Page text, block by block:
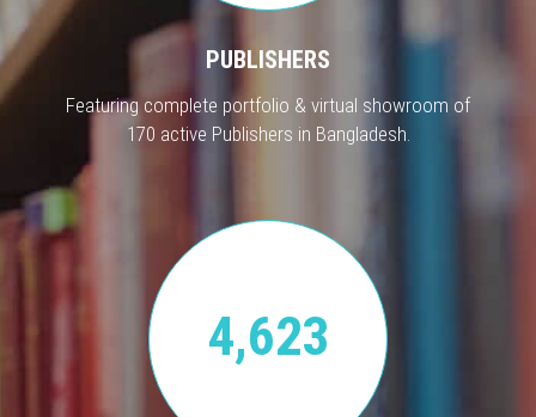
PUBLISHERS
Featuring complete portfolio & virtual showroom of
170 active Publishers in Bangladesh.
4,623